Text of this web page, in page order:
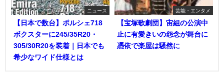
ニュース
【日本で数台】ポルシェ718
ボクスターに245/35R20・
305/30R20を装着｜日本でも
希少なワイド仕様とは
芸能・エンタメ
【宝塚歌劇団】宙組の公演中
止に有愛きいの怨念が舞台に
憑依で楽屋は騒然に